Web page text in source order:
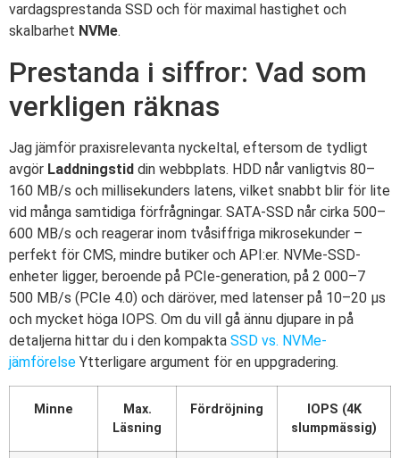
vardagsprestanda SSD och för maximal hastighet och
skalbarhet NVMe.
Prestanda i siffror: Vad som
verkligen räknas
Jag jämför praxisrelevanta nyckeltal, eftersom de tydligt
avgör Laddningstid din webbplats. HDD når vanligtvis 80–
160 MB/s och millisekunders latens, vilket snabbt blir för lite
vid många samtidiga förfrågningar. SATA-SSD når cirka 500–
600 MB/s och reagerar inom tvåsiffriga mikrosekunder –
perfekt för CMS, mindre butiker och API:er. NVMe-SSD-
enheter ligger, beroende på PCIe-generation, på 2 000–7
500 MB/s (PCIe 4.0) och däröver, med latenser på 10–20 µs
och mycket höga IOPS. Om du vill gå ännu djupare in på
detaljerna hittar du i den kompakta SSD vs. NVMe-
jämförelse Ytterligare argument för en uppgradering.
Minne
Max.
Läsning
Fördröjning
IOPS (4K
slumpmässig)